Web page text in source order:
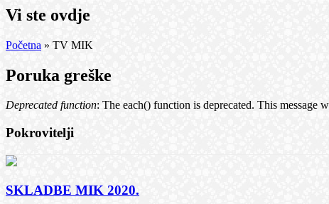
Vi ste ovdje
Početna » TV MIK
Poruka greške
Deprecated function: The each() function is deprecated. This message
Pokrovitelji
SKLADBE MIK 2020.